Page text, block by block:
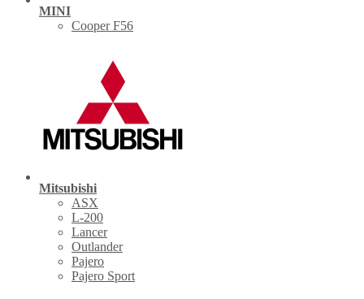
MINI
Cooper F56
Mitsubishi
ASX
L-200
Lancer
Outlander
Pajero
Pajero Sport